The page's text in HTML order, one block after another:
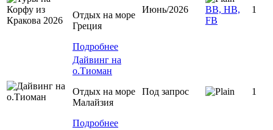
Отдых на море
Греция
Подробнее
Июнь/2026
BB, HB,
FB
1
Дайвинг на
о.Тиоман
Отдых на море
Малайзия
Подробнее
Под запрос 1